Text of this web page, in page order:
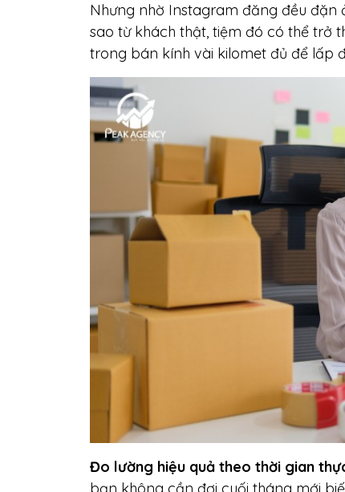
Nhưng nhờ Instagram đăng đều đặn
sao từ khách thật, tiệm đó có thể trở
trong bán kính vài kilomet đủ để lấp
Đo lường hiệu quả theo thời gian
bạn không cần đợi cuối tháng mới